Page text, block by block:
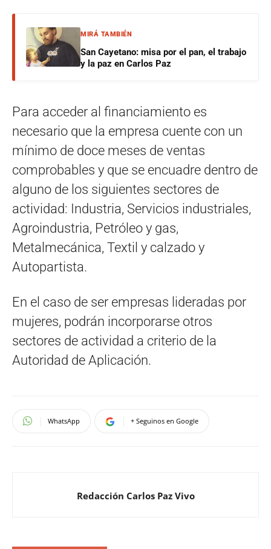
MIRÁ TAMBIÉN
San Cayetano: misa por el pan, el trabajo
y la paz en Carlos Paz
Para acceder al financiamiento es
necesario que la empresa cuente con un
mínimo de doce meses de ventas
comprobables y que se encuadre dentro de
alguno de los siguientes sectores de
actividad: Industria, Servicios industriales,
Agroindustria, Petróleo y gas,
Metalmecánica, Textil y calzado y
Autopartista.
En el caso de ser empresas lideradas por
mujeres, podrán incorporarse otros
sectores de actividad a criterio de la
Autoridad de Aplicación.
WhatsApp + Seguinos en Google
Redacción Carlos Paz Vivo